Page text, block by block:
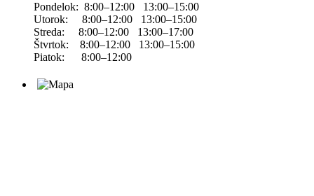
Pondelok: 8:00–12:00 13:00–15:00
Utorok: 8:00–12:00 13:00–15:00
Streda: 8:00–12:00 13:00–17:00
Štvrtok: 8:00–12:00 13:00–15:00
Piatok: 8:00–12:00